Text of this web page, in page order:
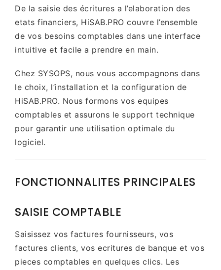
De la saisie des écritures a l’elaboration des
etats financiers, HiSAB.PRO couvre l’ensemble
de vos besoins comptables dans une interface
intuitive et facile a prendre en main.
Chez SYSOPS, nous vous accompagnons dans
le choix, l’installation et la configuration de
HiSAB.PRO. Nous formons vos equipes
comptables et assurons le support technique
pour garantir une utilisation optimale du
logiciel.
FONCTIONNALITES PRINCIPALES
SAISIE COMPTABLE
Saisissez vos factures fournisseurs, vos
factures clients, vos ecritures de banque et vos
pieces comptables en quelques clics. Les